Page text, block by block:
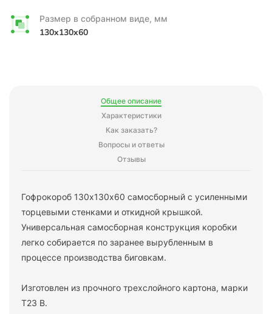
Размер в собранном виде, мм
130x130x60
Общее описание
Характеристики
Как заказать?
Вопросы и ответы
Отзывы
Гофрокороб 130х130х60 самосборный с усиленными
торцевыми стенками и откидной крышкой.
Универсальная самосборная конструкция коробки
легко собирается по заранее вырубленным в
процессе производства биговкам.
Изготовлен из прочного трехслойного картона, марки
Т23 В.